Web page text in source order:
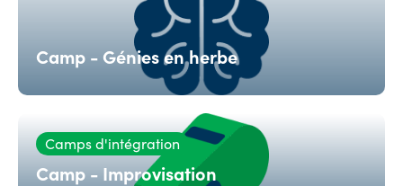
Camp - Génies en herbe
Camps d'intégration
Camp - Improvisation